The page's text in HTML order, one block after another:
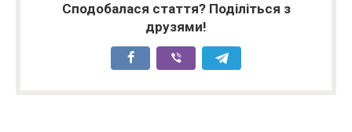
Сподобалася стаття? Поділіться з
друзями!